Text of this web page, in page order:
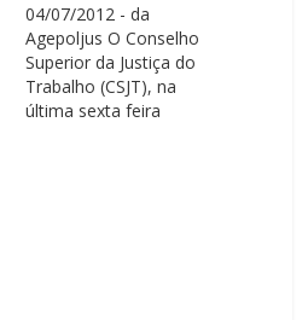
04/07/2012 - da
Agepoljus O Conselho
Superior da Justiça do
Trabalho (CSJT), na
última sexta feira